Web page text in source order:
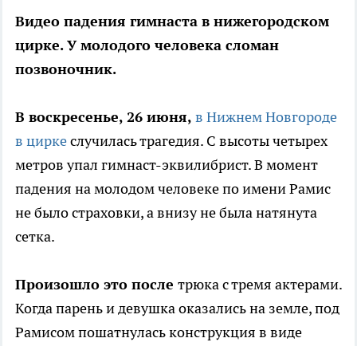
Видео падения гимнаста в нижегородском
цирке. У молодого человека сломан
позвоночник.
В воскресенье, 26 июня, в Нижнем Новгороде
в циркеслучилась трагедия. С высоты четырех
метров упал гимнаст-эквилибрист. В момент
падения на молодом человеке по имени Рамис
не было страховки, а внизу не была натянута
сетка.
Произошло это после трюка с тремя актерами.
Когда парень и девушка оказались на земле, под
Рамисом пошатнулась конструкция в виде